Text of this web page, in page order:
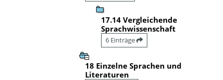
17.14 Vergleichende
Sprachwissenschaft
6 Einträge
18 Einzelne Sprachen und
Literaturen